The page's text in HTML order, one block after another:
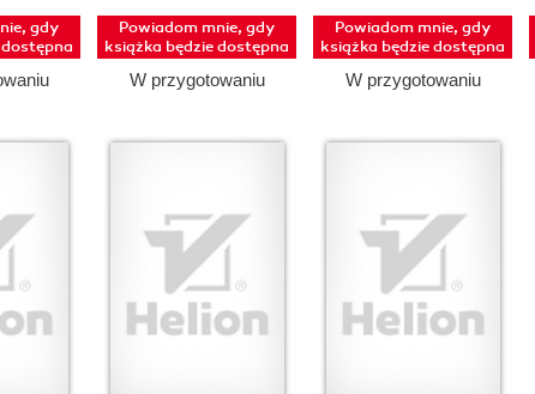
gdy
Powiadom mnie, gdy
książka będzie dostępna
W przygotowaniu
Powiadom mnie, gdy
książka będzie dostępna
W przygotowaniu